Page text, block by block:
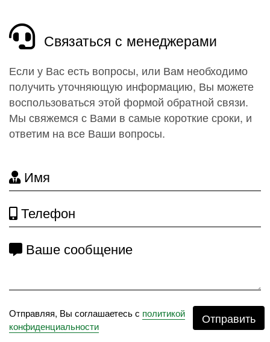
Связаться с менеджерами
Если у Вас есть вопросы, или Вам необходимо
получить уточняющую информацию, Вы можете
воспользоваться этой формой обратной связи.
Мы свяжемся с Вами в самые короткие сроки, и
ответим на все Ваши вопросы.
Имя
Телефон
Ваше сообщение
Отправляя, Вы соглашаетесь с политикой
конфиденциальности
Отправить